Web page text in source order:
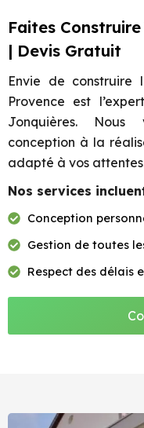
Faites
| Devis Gratuit
Envie de construire
Provence est
Jonquières.
conception à la
adapté à vos
Nos services
Conception
Gestion de toutes
Respect des délais